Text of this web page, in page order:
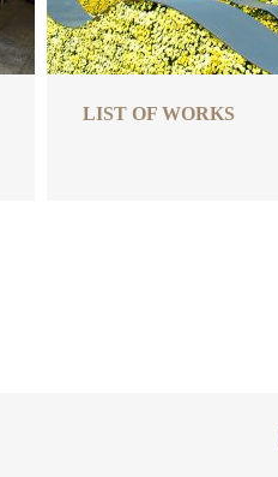
LIST OF WORKS